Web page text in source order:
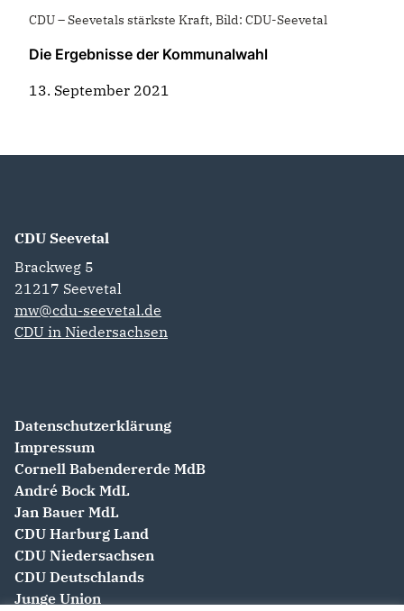
CDU – Seevetals stärkste Kraft, Bild: CDU-Seevetal
Die Ergebnisse der Kommunalwahl
13. September 2021
CDU Seevetal
Brackweg 5
21217 Seevetal
mw@cdu-seevetal.de
CDU in Niedersachsen
Datenschutzerklärung
Impressum
Cornell Babendererde MdB
André Bock MdL
Jan Bauer MdL
CDU Harburg Land
CDU Niedersachsen
CDU Deutschlands
Junge Union